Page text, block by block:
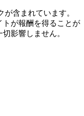
含まれています。
トが報酬を得ることが
影響しません。